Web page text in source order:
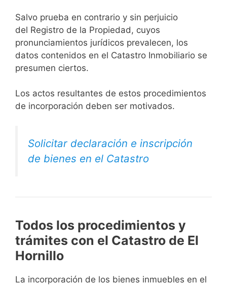
Salvo prueba en contrario y sin perjuicio
del Registro de la Propiedad, cuyos
pronunciamientos jurídicos prevalecen, los
datos contenidos en el Catastro Inmobiliario se
presumen ciertos.
Los actos resultantes de estos procedimientos
de incorporación deben ser motivados.
Solicitar declaración e inscripción
de bienes en el Catastro
Todos los procedimientos y
trámites con el Catastro de El
Hornillo
La incorporación de los bienes inmuebles en el